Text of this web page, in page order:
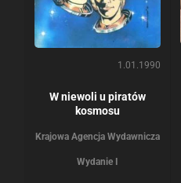
1.01.1990
W niewoli u piratów
kosmosu
Krajowa Agencja Wydawnicza
Wydanie I